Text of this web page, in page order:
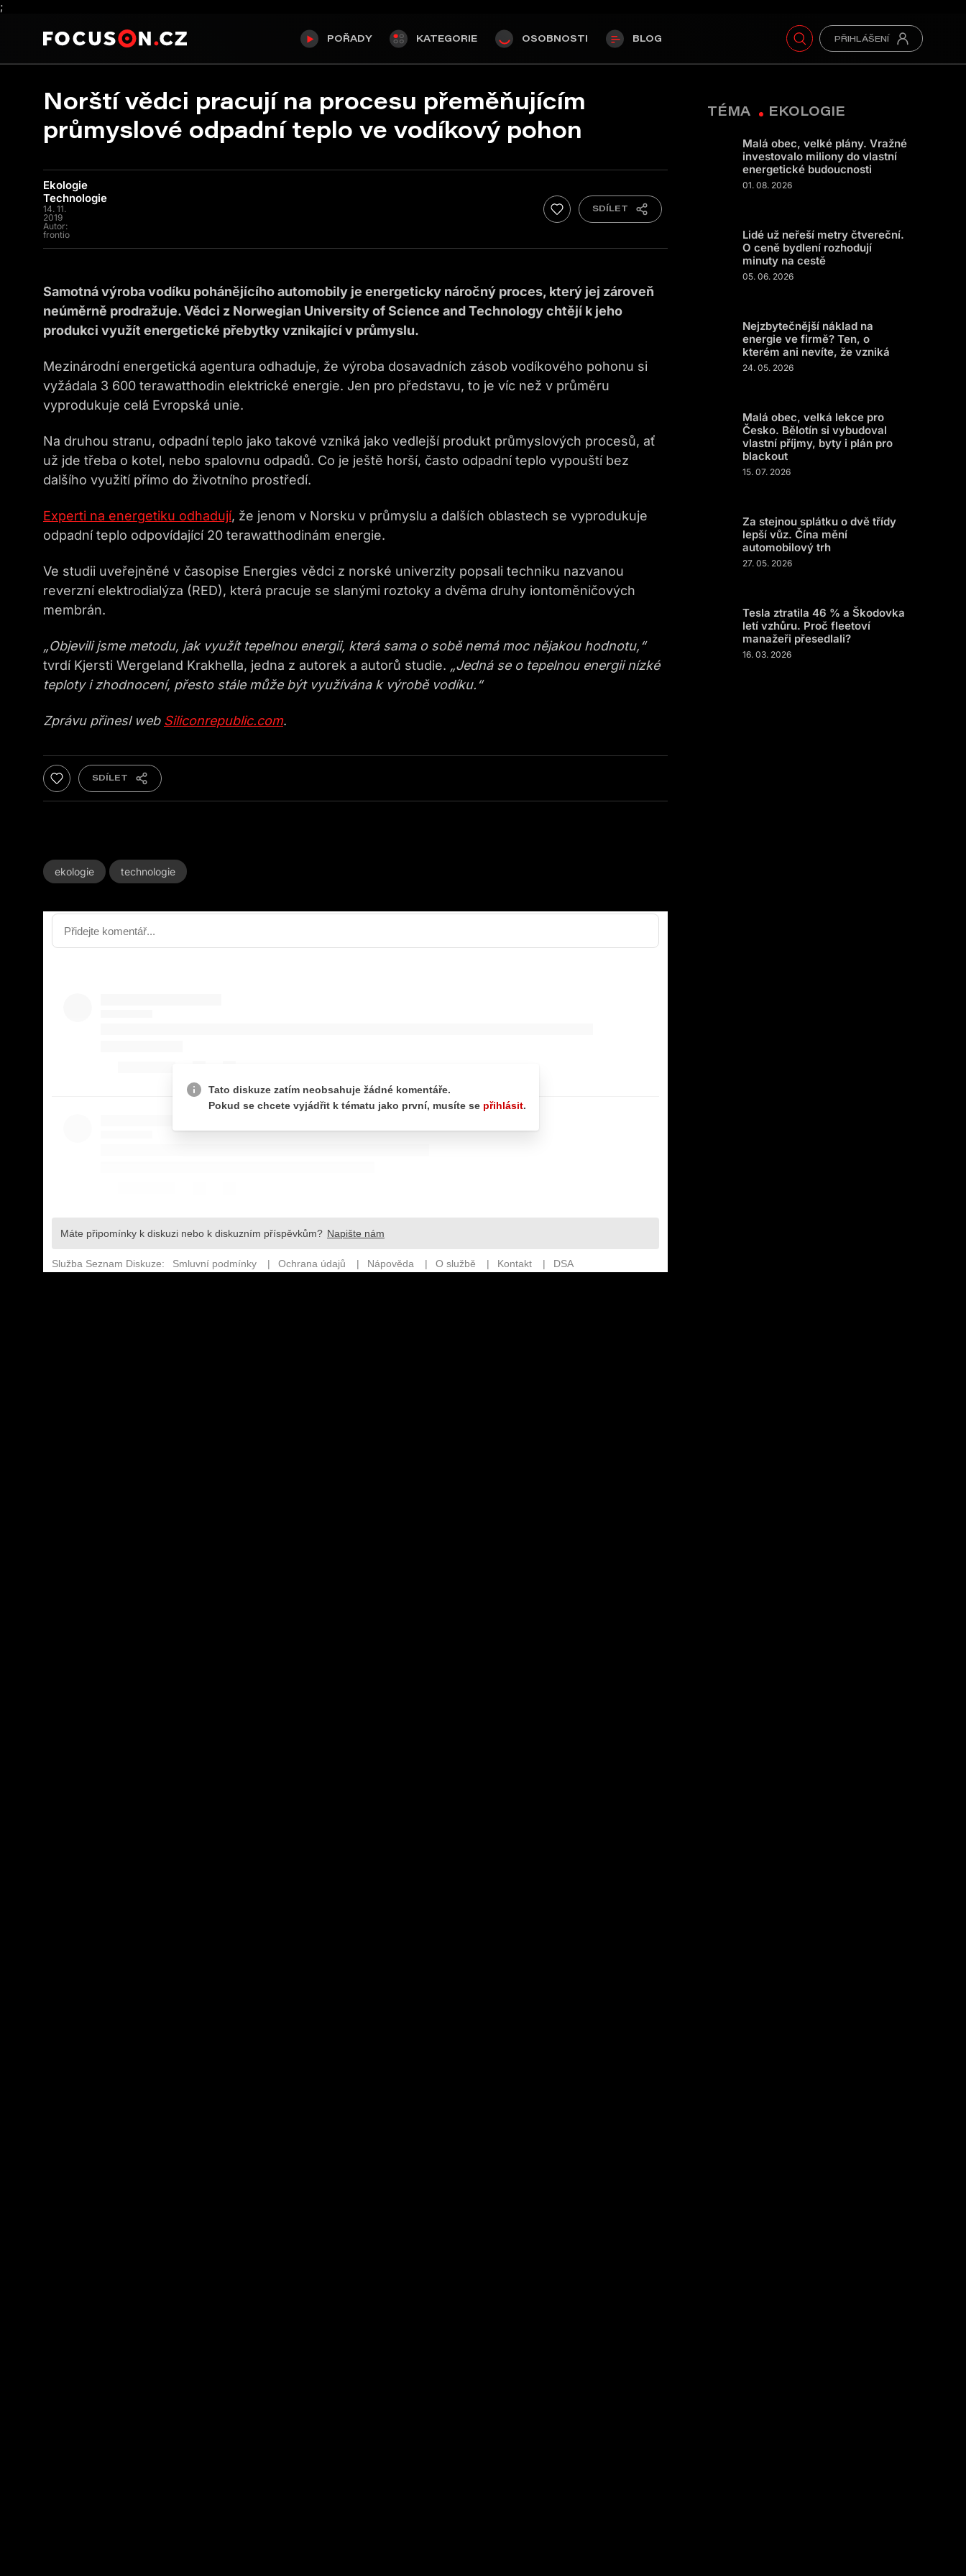
;
POŘADY KATEGORIE OSOBNOSTI BLOG
Norští vědci pracují na procesu přeměňujícím
průmyslové odpadní teplo ve vodíkový pohon
Ekologie
Technologie
14. 11.
2019
Autor:
frontio
Samotná výroba vodíku pohánějícího automobily je energeticky náročný proces, který jej zároveň
neúměrně prodražuje. Vědci z Norwegian University of Science and Technology chtějí k jeho
produkci využít energetické přebytky vznikající v průmyslu.
Mezinárodní energetická agentura odhaduje, že výroba dosavadních zásob vodíkového pohonu si
vyžádala 3 600 terawatthodin elektrické energie. Jen pro představu, to je víc než v průměru
vyprodukuje celá Evropská unie.
Na druhou stranu, odpadní teplo jako takové vzniká jako vedlejší produkt průmyslových procesů, ať
už jde třeba o kotel, nebo spalovnu odpadů. Co je ještě horší, často odpadní teplo vypouští bez
dalšího využití přímo do životního prostředí.
Experti na energetiku odhadují, že jenom v Norsku v průmyslu a dalších oblastech se vyprodukuje
odpadní teplo odpovídající 20 terawatthodinám energie.
Ve studii uveřejněné v časopise Energies vědci z norské univerzity popsali techniku nazvanou
reverzní elektrodialýza (RED), která pracuje se slanými roztoky a dvěma druhy iontoměničových
membrán.
„Objevili jsme metodu, jak využít tepelnou energii, která sama o sobě nemá moc nějakou hodnotu,“
tvrdí Kjersti Wergeland Krakhella, jedna z autorek a autorů studie. „Jedná se o tepelnou energii nízké
teploty i zhodnocení, přesto stále může být využívána k výrobě vodíku.“
Zprávu přinesl web Siliconrepublic.com.
ekologie technologie
TÉMA EKOLOGIE
Malá obec, velké plány. Vražné
investovalo miliony do vlastní
energetické budoucnosti
01. 08. 2026
Lidé už neřeší metry čtvereční.
O ceně bydlení rozhodují
minuty na cestě
05. 06. 2026
Nejzbytečnější náklad na
energie ve firmě? Ten, o
kterém ani nevíte, že vzniká
24. 05. 2026
Malá obec, velká lekce pro
Česko. Bělotín si vybudoval
vlastní příjmy, byty i plán pro
blackout
15. 07. 2026
Za stejnou splátku o dvě třídy
lepší vůz. Čína mění
automobilový trh
27. 05. 2026
Tesla ztratila 46 % a Škodovka
letí vzhůru. Proč fleetoví
manažeři přesedlali?
16. 03. 2026